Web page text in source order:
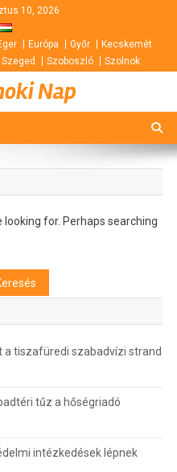
10, 2026
Európa Győr
Kecskemét
Szeged Szoboszló Szolnok
Nap
looking for. Perhaps searching
tiszafüredi szabadvízi strand
tűz a hőségriadó
intézkedések lépnek